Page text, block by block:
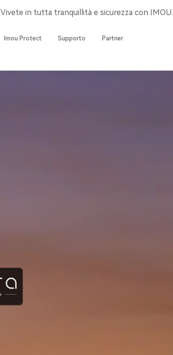
Vivete in tutta tranquillità e sicurezza con IMOU.
Imou Protect Supporto Partner